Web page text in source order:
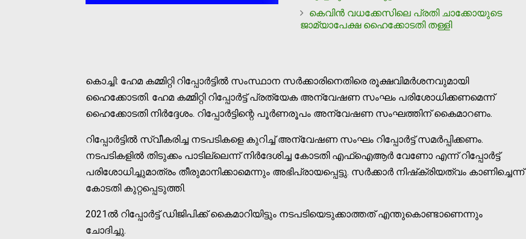
കെവിന്‍ വധക്കേസിലെ പ്രതി ചാക്കോയുടെ
ജാമ്യാപേക്ഷ ഹൈക്കോടതി തള്ളി
കൊച്ചി: ഹേമ കമ്മിറ്റി റിപ്പോര്‍ട്ടില്‍ സംസ്ഥാന സര്‍ക്കാരിനെതിരെ രൂക്ഷവിമര്‍ശനവുമായി
ഹൈക്കോടതി. ഹേമ കമ്മിറ്റി റിപ്പോര്‍ട്ട് പ്രത്യേക അന്വേഷണ സംഘം പരിശോധിക്കണമെന്ന്
ഹൈക്കോടതി നിര്‍ദ്ദേശം. റിപ്പോര്‍ട്ടിന്റെ പൂര്‍ണരൂപം അന്വേഷണ സംഘത്തിന് കൈമാറണം.
റിപ്പോര്‍ട്ടില്‍ സ്വീകരിച്ച നടപടികളെ കുറിച്ച് അന്വേഷണ സംഘം റിപ്പോര്‍ട്ട് സമര്‍പ്പിക്കണം.
നടപടികളില്‍ തിടുക്കം പാടില്ലെന്ന് നിര്‍ദേശിച്ച കോടതി എഫ്‌ഐആര്‍ വേണോ എന്ന് റിപ്പോര്‍ട്ട്
പരിശോധിച്ചുമാത്രം തീരുമാനിക്കാമെന്നും അഭിപ്രായപ്പെട്ടു. സര്‍ക്കാര്‍ നിഷ്‌ക്രിയത്വം കാണിച്ചെന്ന്
കോടതി കുറ്റപ്പെടുത്തി.
2021ല്‍ റിപ്പോര്‍ട്ട് ഡിജിപിക്ക് കൈമാറിയിട്ടും നടപടിയെടുക്കാത്തത് എന്തുകൊണ്ടാണെന്നും
ചോദിച്ചു.